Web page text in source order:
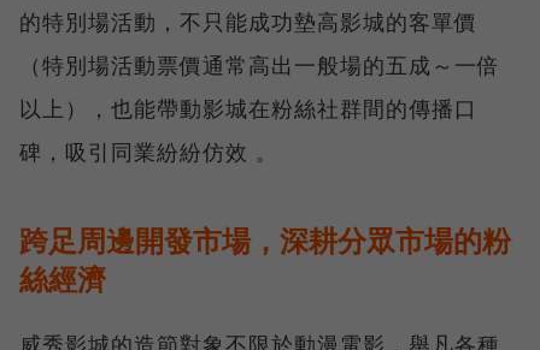
的特別場活動，不只能成功墊高影城的客單價
（特別場活動票價通常高出一般場的五成～一倍
以上），也能帶動影城在粉絲社群間的傳播口
碑，吸引同業紛紛仿效 。
跨足周邊開發市場，深耕分眾市場的粉
絲經濟
威秀影城的造節對象不限於動漫電影，舉凡各種